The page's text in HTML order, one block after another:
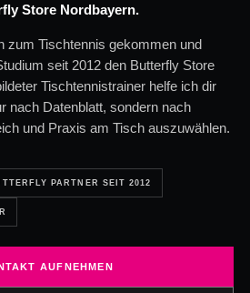
Store Nordbayern.
zum Tischtennis gekommen und
seit 2012 den Butterfly Store
Tischtennistrainer helfe ich dir
nach Datenblatt, sondern nach
und Praxis am Tisch auszuwählen.
PARTNER SEIT 2012
AUFNEHMEN